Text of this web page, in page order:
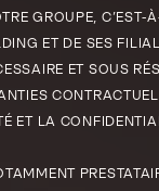
GROUPE, C’EST-
ET DE SES
ET SOUS
ET LA